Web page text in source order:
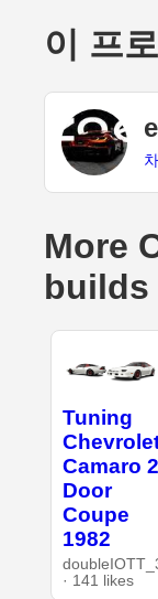
이 프
More
builds
Tuning
Camaro 2
Door
Coupe
1982
· 141 likes